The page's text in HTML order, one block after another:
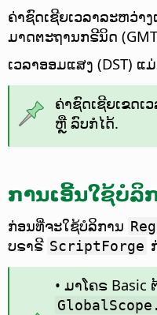
ຄ່າຊົດເຊີຍເວລາລະຫວ່າງ
ມາດຕະຖານກຣີນິດ
ເວລາອອມແສງ (DST) ແ
ຄ່າຊົດເຊີຍເຂດເ
ຫຼື ລົບກໍໄດ້.
ການເອີ້ນໃຊ້ບໍລິ
ກ່ອນທີ່ຈະໃຊ້ບໍລິການ
ບຣາຣີ ScriptForge
• ມາໂຄຣ